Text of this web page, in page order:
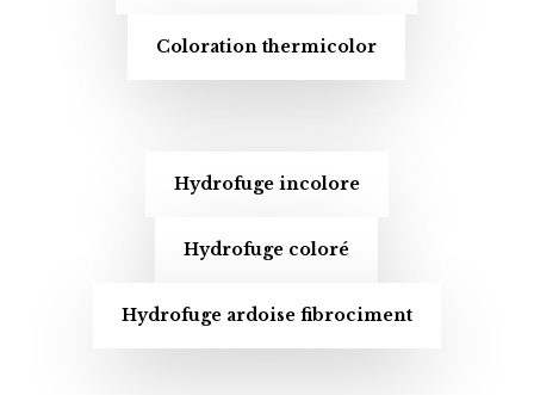
Coloration thermicolor
Hydrofuge incolore
Hydrofuge coloré
Hydrofuge ardoise fibrociment